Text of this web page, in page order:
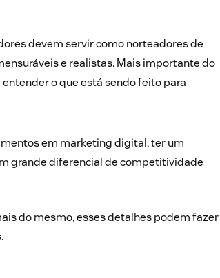
devem servir como norteadores de
e realistas. Mais importante do
o que está sendo feito para
em marketing digital, ter um
grande diferencial decompetitividade
do mesmo, esses detalhes podem fazer